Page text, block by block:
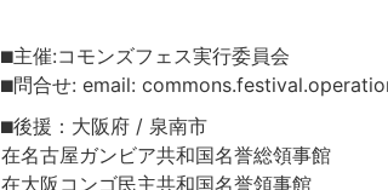
⬛︎主催:コモンズフェス実行委員会
⬛︎問合せ: email:
⬛︎後援：大阪府 / 泉南市
在名古屋ガンビア共和国名誉総領事館
在大阪コンゴ民主共和国名誉領事館